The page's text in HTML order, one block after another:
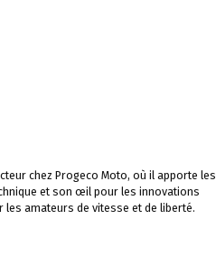
chez Progeco Moto, où il apporte les
et son œil pour les innovations
amateurs de vitesse et de liberté.